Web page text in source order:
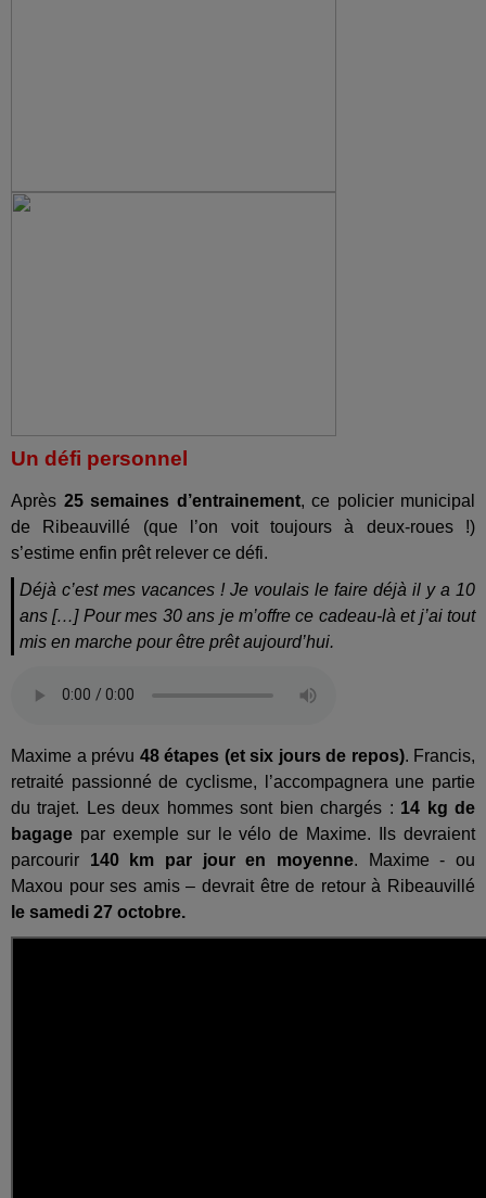
Un défi personnel
Après 25 semaines d’entrainement, ce policier municipal
de Ribeauvillé (que l’on voit toujours à deux-roues !)
s’estime enfin prêt relever ce défi.
Déjà c’est mes vacances ! Je voulais le faire déjà il y a 10
ans […] Pour mes 30 ans je m’offre ce cadeau-là et j’ai tout
mis en marche pour être prêt aujourd’hui.
Maxime a prévu 48 étapes (et six jours de repos). Francis,
retraité passionné de cyclisme, l’accompagnera une partie
du trajet. Les deux hommes sont bien chargés : 14 kg de
bagage par exemple sur le vélo de Maxime. Ils devraient
parcourir 140 km par jour en moyenne. Maxime - ou
Maxou pour ses amis – devrait être de retour à Ribeauvillé
le samedi 27 octobre.